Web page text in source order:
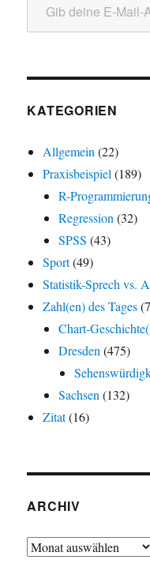
KATEGORIEN
Allgemein (22)
Praxisbeispiel (189)
R-
Regression (32)
SPSS (43)
Sport(49)
Statistik-Sprech vs.
Zahl(en) des Tages
Chart-
Dresden (475)
Sachsen (132)
Zitat(16)
ARCHIV
Archiv